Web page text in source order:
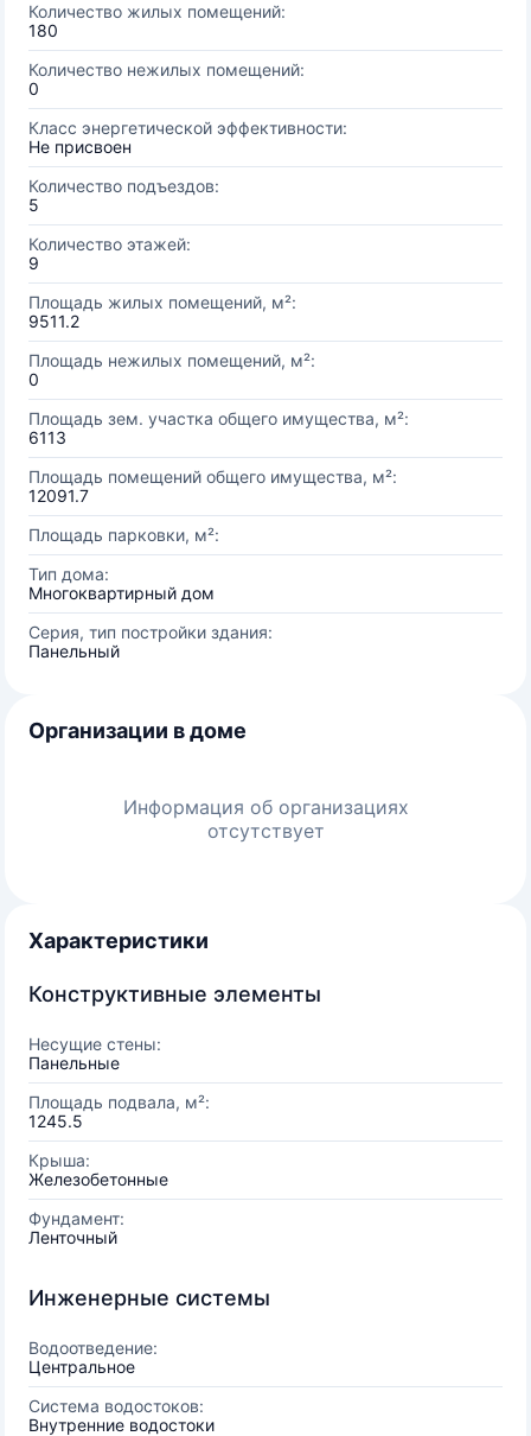
Количество жилых помещений:
180
Количество нежилых помещений:
0
Класс энергетической эффективности:
Не присвоен
Количество подъездов:
5
Количество этажей:
9
Площадь жилых помещений, м²:
9511.2
Площадь нежилых помещений, м²:
0
Площадь зем. участка общего имущества, м²:
6113
Площадь помещений общего имущества, м²:
12091.7
Площадь парковки, м²:
Тип дома:
Многоквартирный дом
Серия, тип постройки здания:
Панельный
Организации в доме
Информация об организациях
отсутствует
Характеристики
Конструктивные элементы
Несущие стены:
Панельные
Площадь подвала, м²:
1245.5
Крыша:
Железобетонные
Фундамент:
Ленточный
Инженерные системы
Водоотведение:
Центральное
Система водостоков:
Внутренние водостоки